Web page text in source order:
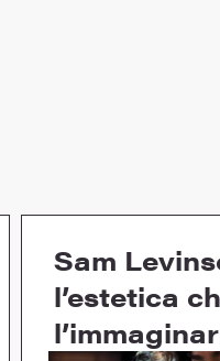
Sam
l’estetica